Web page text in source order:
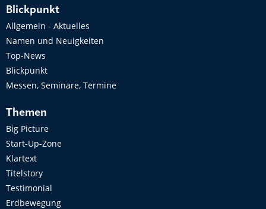
Blickpunkt
Allgemein - Aktuelles
Namen und Neuigkeiten
Top-News
Blickpunkt
Messen, Seminare, Termine
Themen
Big Picture
Start-Up-Zone
Klartext
Titelstory
Testimonial
Erdbewegung